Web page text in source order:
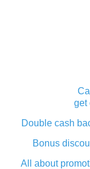
get
Double cash
Bonus
All about